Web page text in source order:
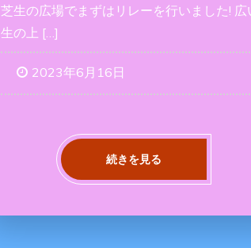
芝生の広場でまずはリレーを行いました! 広
生の上 […]
2023年6月16日
続きを見る